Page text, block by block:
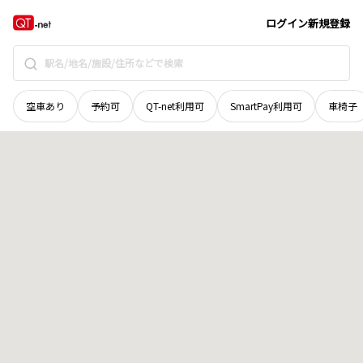
ログイン新規登録
空車あり 予約可 QT-net利用可 SmartPay利用可 車椅子
奈良県